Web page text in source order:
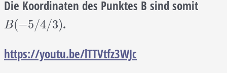
Die Koordinaten des Punktes B sind somit
B(−5/4/3)
B(−5/4/3)
.
https://youtu.be/lTTVtfz3WJc